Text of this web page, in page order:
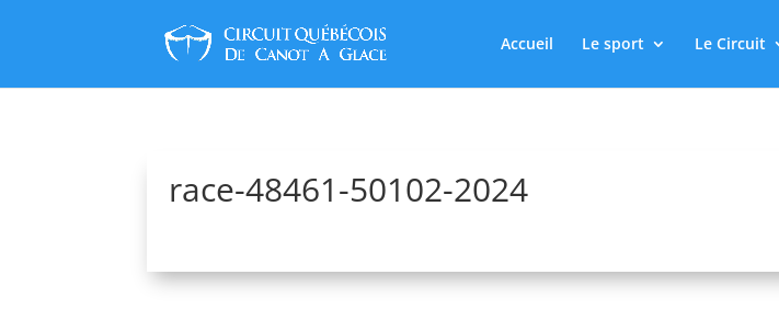
Accueil Le sport Le Circuit
race-48461-50102-2024